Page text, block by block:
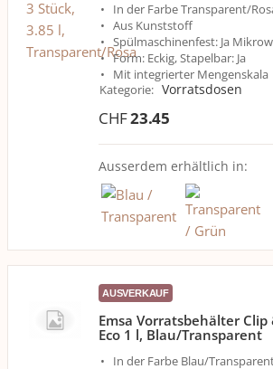
In der Farbe Transparent/
Aus Kunststoff
Spülmaschinenfest: Ja
Form: Eckig, Stapelbar: Ja
Mit integrierter Mengenskala
Kategorie: Vorratsdosen
CHF23.45
Ausserdem erhältlich in:
AUSVERKAUF
Emsa Vorratsbehälter Clip
Eco 1 l, Blau/Transparent
In der Farbe Blau/